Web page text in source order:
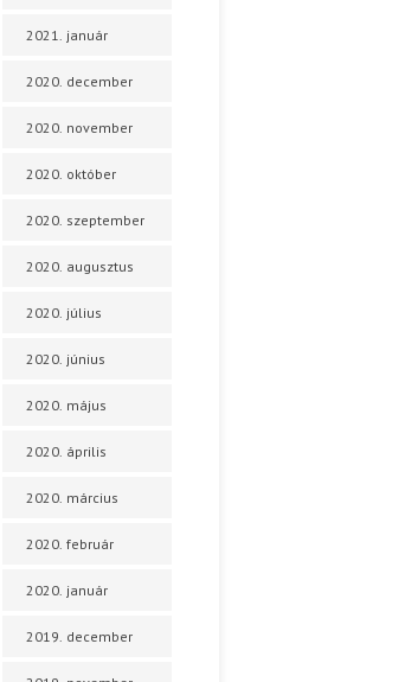
2021. január
2020. december
2020. november
2020. október
2020. szeptember
2020. augusztus
2020. július
2020. június
2020. május
2020. április
2020. március
2020. február
2020. január
2019. december